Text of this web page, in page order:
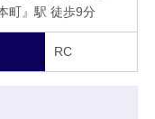
町』駅 徒歩9分
RC